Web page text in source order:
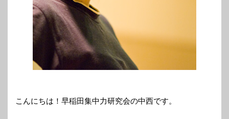
こんにちは！早稲田集中力研究会の中西です。